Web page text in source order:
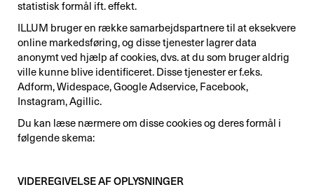
statistisk formål ift. effekt.
ILLUM bruger en række samarbejdspartnere til at eksekvere
online markedsføring, og disse tjenester lagrer data
anonymt ved hjælp af cookies, dvs. at du som bruger aldrig
ville kunne blive identificeret. Disse tjenester er f.eks.
Adform, Widespace, Google Adservice, Facebook,
Instagram, Agillic.
Du kan læse nærmere om disse cookies og deres formål i
følgende skema:
VIDEREGIVELSE AF OPLYSNINGER